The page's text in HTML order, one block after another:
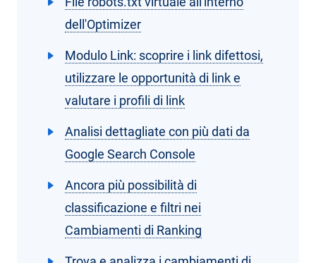
dell'Optimizer
Modulo Link: scoprire i link difettosi,
utilizzare le opportunità di link e
valutare i profili di link
Analisi dettagliate con più dati da
Google Search Console
Ancora più possibilità di
classificazione e filtri nei
Cambiamenti di Ranking